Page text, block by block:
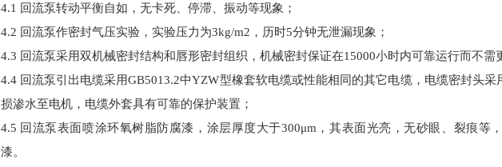
4.1 回流泵转动平衡自如，无卡死、停滞、振动等现象；
4.2 回流泵作密封气压实验，实验压力为3kg/m2，历时5分钟无泄漏现象；
4.3 回流泵采用双机械密封结构和唇形密封组织，机械密封保证在15000小时内可靠运行而不需
4.4 回流泵引出电缆采用GB5013.2中YZW型橡套软电缆或性能相同的其它电缆，电缆密封头
损渗水至电机，电缆外套具有可靠的保护装置；
4.5 回流泵表面喷涂环氧树脂防腐漆，涂层厚度大于300μm，其表面光亮，无砂眼、裂痕等
漆。